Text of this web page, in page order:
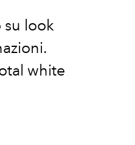
su look
white